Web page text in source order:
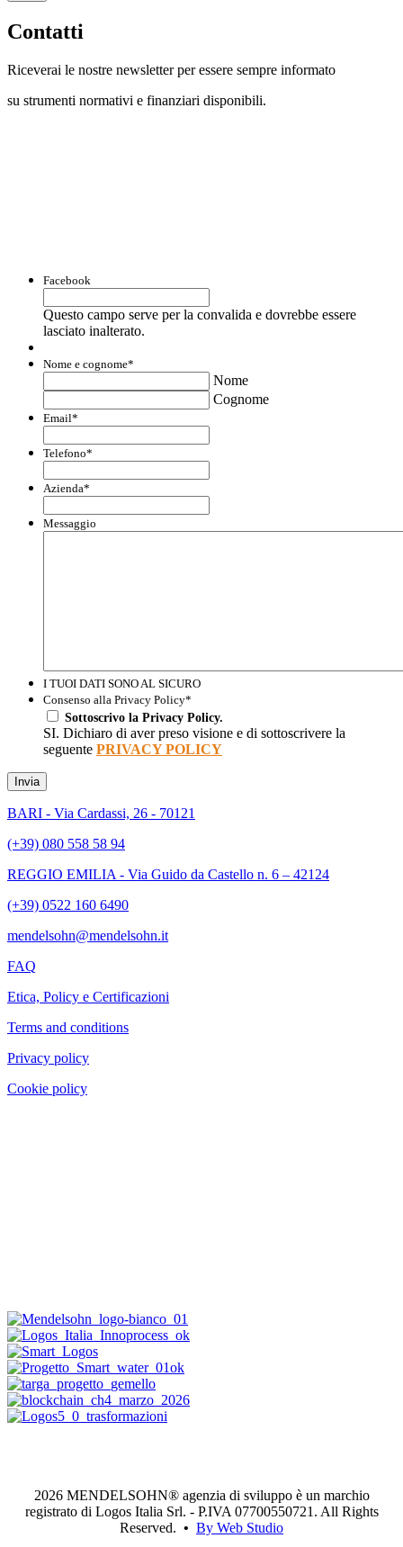
Contatti
Riceverai le nostre newsletter per essere sempre informato
su strumenti normativi e finanziari disponibili.
Facebook
Questo campo serve per la convalida e dovrebbe essere
lasciato inalterato.
Nome e cognome*
Nome
Cognome
Email*
Telefono*
Azienda*
Messaggio
I TUOI DATI SONO AL SICURO
Consenso alla Privacy Policy*
Sottoscrivo la Privacy Policy.
SI. Dichiaro di aver preso visione e di sottoscrivere la
seguente PRIVACY POLICY
Invia
BARI - Via Cardassi, 26 - 70121
(+39) 080 558 58 94
REGGIO EMILIA - Via Guido da Castello n. 6 – 42124
(+39) 0522 160 6490
mendelsohn@mendelsohn.it
FAQ
Etica, Policy e Certificazioni
Terms and conditions
Privacy policy
Cookie policy
2026 MENDELSOHN® agenzia di sviluppo è un marchio
registrato di Logos Italia Srl. - P.IVA 07700550721. All Rights
Reserved. • By Web Studio